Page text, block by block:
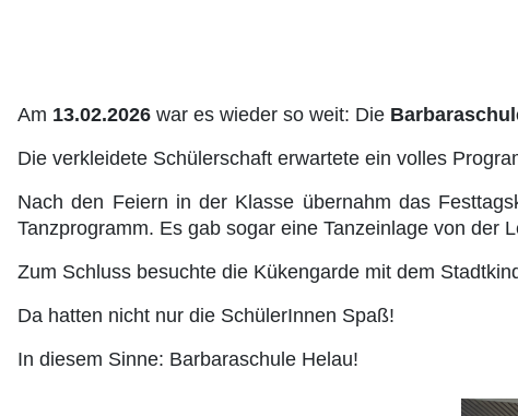
Am 13.02.2026 war es wieder so weit: Die
Die verkleidete Schülerschaft erwartete ein volles
Nach den Feiern in der Klasse übernahm das
Tanzprogramm. Es gab sogar eine Tanzeinlage von der
Zum Schluss besuchte die Kükengarde mit dem
Da hatten nicht nur die SchülerInnen Spaß!
In diesem Sinne: Barbaraschule Helau!